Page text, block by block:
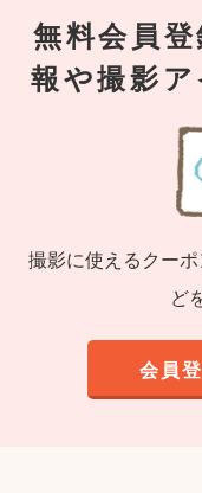
無料会員
報や撮影
撮影に使えるクー
ど
会員